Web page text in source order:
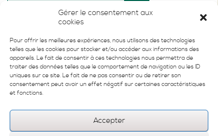
Gérer le consentement aux
cookies
Pour offrir les meilleures expériences, nous utilisons des technologies
telles que les cookies pour stocker et/ou accéder aux informations des
appareils. Le fait de consentir à ces technologies nous permettra de
traiter des données telles que le comportement de navigation ou les ID
uniques sur ce site. Le fait de ne pas consentir ou de retirer son
consentement peut avoir un effet négatif sur certaines caractéristiques
et fonctions.
Accepter